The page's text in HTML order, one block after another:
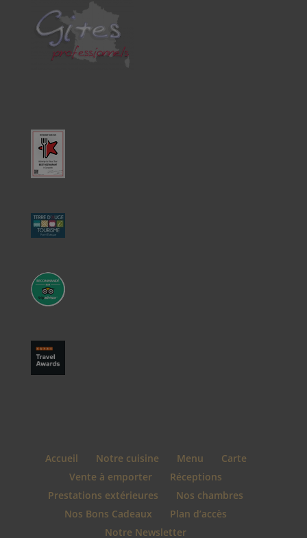
Accueil Notre cuisine Menu
Carte
Vente à emporter
Réceptions
Prestations extérieures
Nos chambres
Nos Bons Cadeaux
Plan d’accès
Notre Newsletter